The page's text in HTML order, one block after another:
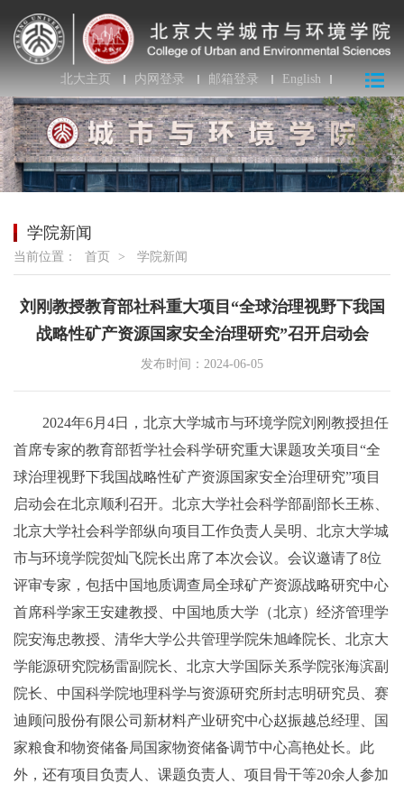
北大主页 内网登录 邮箱登录 English
学院新闻
当前位置： 首页 > 学院新闻
刘刚教授教育部社科重大项目“全球治理视野下我国
战略性矿产资源国家安全治理研究”召开启动会
发布时间：2024-06-05
2024年6月4日，北京大学城市与环境学院刘刚教授担任
首席专家的教育部哲学社会科学研究重大课题攻关项目“全
球治理视野下我国战略性矿产资源国家安全治理研究”项目
启动会在北京顺利召开。北京大学社会科学部副部长王栋、
北京大学社会科学部纵向项目工作负责人吴明、北京大学城
市与环境学院贺灿飞院长出席了本次会议。会议邀请了8位
评审专家，包括中国地质调查局全球矿产资源战略研究中心
首席科学家王安建教授、中国地质大学（北京）经济管理学
院安海忠教授、清华大学公共管理学院朱旭峰院长、北京大
学能源研究院杨雷副院长、北京大学国际关系学院张海滨副
院长、中国科学院地理科学与资源研究所封志明研究员、赛
迪顾问股份有限公司新材料产业研究中心赵振越总经理、国
家粮食和物资储备局国家物资储备调节中心高艳处长。此
外，还有项目负责人、课题负责人、项目骨干等20余人参加